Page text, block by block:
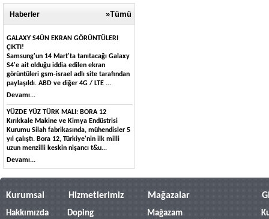
Haberler »Tümü
GALAXY S4ÜN EKRAN GÖRÜNTÜLERI
ÇIKTI!
Samsung'un 14 Mart'ta tanıtacağı Galaxy
S4'e ait olduğu iddia edilen ekran
görüntüleri gsm-israel adlı site tarafından
paylaşıldı. ABD ve diğer 4G / LTE ...
Devamı...
YÜZDE YÜZ TÜRK MALI: BORA 12
Kırıkkale Makine ve Kimya Endüstrisi
Kurumu Silah fabrikasında, mühendisler 5
yıl çalıştı. Bora 12, Türkiye'nin ilk milli
uzun menzilli keskin nişancı t&u...
Devamı...
Kurumsal Hizmetlerimiz Mağazalar
Hakkımızda
Doping
Mağazam